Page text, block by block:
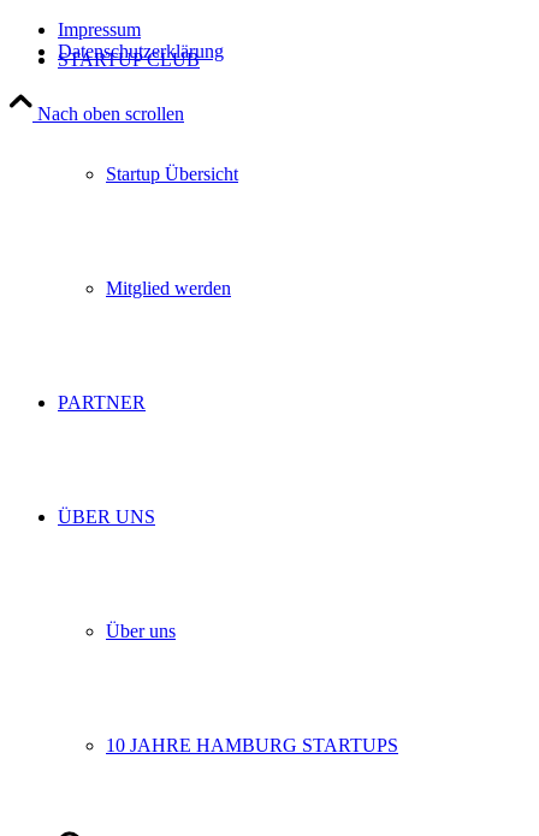
STARTUP CLUB
Startup Übersicht
Mitglied werden
PARTNER
ÜBER UNS
Über uns
10 JAHRE HAMBURG STARTUPS
Impressum
Datenschutzerklärung
Nach oben scrollen